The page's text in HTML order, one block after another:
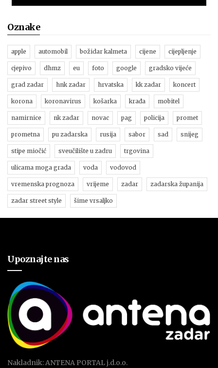
Oznake
apple automobil božidar kalmeta cijene cijepljenje
cjepivo dhmz eu foto google gradsko vijeće
grad zadar hnk zadar hrvatska kk zadar koncert
korona koronavirus košarka krađa mobitel
namirnice nk zadar novac pag policija promet
prometna pu zadarska rusija sabor sad snijeg
stipe miočić sveučilište u zadru trgovina
ulicama moga grada voda vodovod
vremenska prognoza vrijeme zadar zadarska županija
zadar street style šime vrsaljko
Upoznajte nas
Nakladnik: ANTENA PORTAL j.d.o.o.